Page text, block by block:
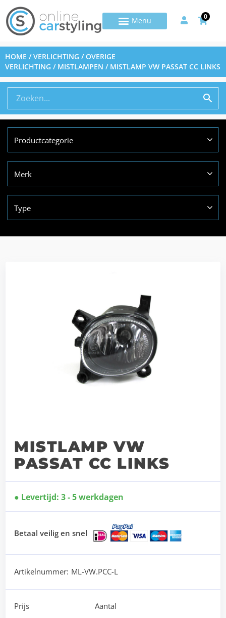
0
HOME /VERLICHTING /OVERIGE
VERLICHTING / MISTLAMPEN / MISTLAMP VW PASSAT CC LINKS
Productcategorie
Merk
Type
MISTLAMP VW
PASSAT CC LINKS
Levertijd: 3 - 5 werkdagen
Betaal veilig en snel
Artikelnummer: ML-VW.PCC-L
Prijs
Aantal